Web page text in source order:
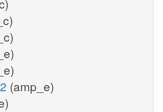
(amp_e)